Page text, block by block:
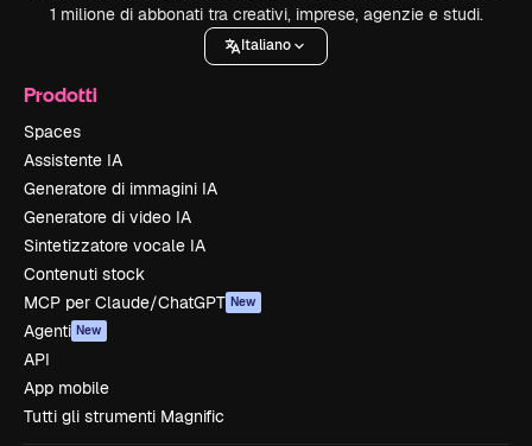
1 milione di abbonati tra creativi, imprese, agenzie e studi.
Italiano
Prodotti
Spaces
Assistente IA
Generatore di immagini IA
Generatore di video IA
Sintetizzatore vocale IA
Contenuti stock
MCP per Claude/ChatGPT New
Agenti New
API
App mobile
Tutti gli strumenti Magnific